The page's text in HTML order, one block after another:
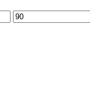
En
yüksek